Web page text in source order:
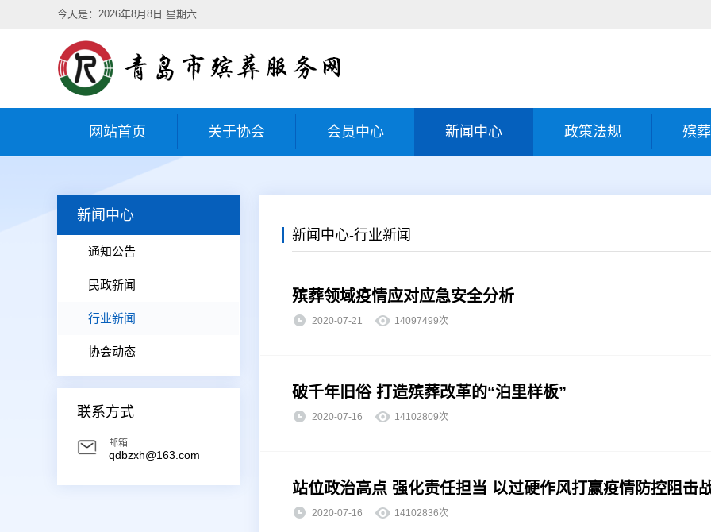
今天是：2026年8月8日 星期六
网站首页 关于协会 会员中心 新闻中心 政策法规 殡
新闻中心
通知公告
民政新闻
行业新闻
协会动态
联系方式
邮箱
qdbzxh@163.com
新闻中心-行业新闻
殡葬领域疫情应对应急安全分析
2020-07-21 14097499次
破千年旧俗 打造殡葬改革的“泊里样板”
2020-07-16 14102809次
站位政治高点 强化责任担当 以过硬作风打赢疫情防控阻
2020-07-16 14102836次